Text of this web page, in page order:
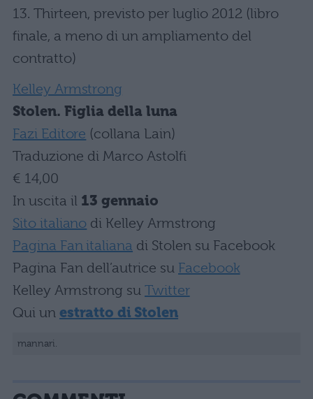
13. Thirteen, previsto per luglio 2012 (libro
finale, a meno di un ampliamento del
contratto)
Kelley Armstrong
Stolen. Figlia della luna
Fazi Editore (collana Lain)
Traduzione di Marco Astolfi
€ 14,00
In uscita il 13 gennaio
Sito italiano di Kelley Armstrong
Pagina Fan italiana di Stolen su Facebook
Pagina Fan dell’autrice su Facebook
Kelley Armstrong su Twitter
Qui un estratto di Stolen
mannari.